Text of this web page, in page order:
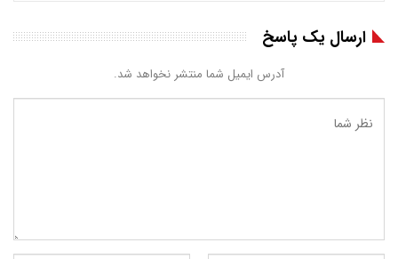
ارسال یک پاسخ
آدرس ایمیل شما منتشر نخواهد شد.